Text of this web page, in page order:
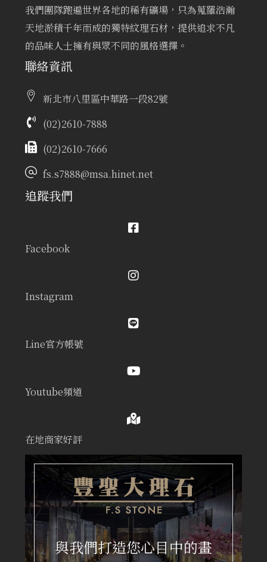
我們團隊跑遍世界各地的稀有礦場，只為蒐羅浩瀚
天地淤積千年而成的獨特紋理石材，提供追求不凡
的品味人士擁有與眾不同的風格選擇。
聯絡資訊
新北市八里區中華路一段82號
(02)2610-7888
(02)2610-7666
fs.s7888@msa.hinet.net
追蹤我們
Facebook
Instagram
Line官方帳號
Youtube頻道
在地商家好評
與我們打造您心目中的畫